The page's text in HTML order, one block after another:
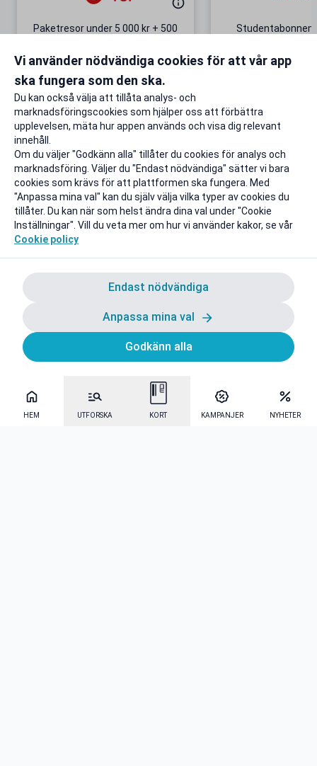
HEM UTFORSKA KORT KAMPANJER NYHETER
Paketresor under 5 000 kr + 500
Gäller även på redan prissänkta
Till rabatten
+ 20 GB
Vi använder nödvändiga cookies för att vår app
ska fungera som den ska.
Du kan också välja att tillåta analys- och
marknadsföringscookies som hjälper oss att förbättra
upplevelsen, mäta hur appen används och visa dig relevant
innehåll.
Om du väljer "Godkänn alla" tillåter du cookies för analys och
marknadsföring. Väljer du "Endast nödvändiga" sätter vi bara
cookies som krävs för att plattformen ska fungera. Med
"Anpassa mina val" kan du själv välja vilka typer av cookies du
tillåter. Du kan när som helst ändra dina val under "Cookie
Inställningar". Vill du veta mer om hur vi använder kakor, se vår
Cookie policy
Endast nödvändiga
Anpassa mina val
Godkänn alla